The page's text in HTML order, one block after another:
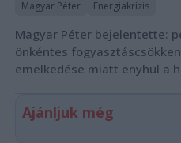
Magyar Péter Energiakrízis
Magyar Péter bejelentette:
önkéntes
emelkedése miatt enyhül a
Ajánljuk még